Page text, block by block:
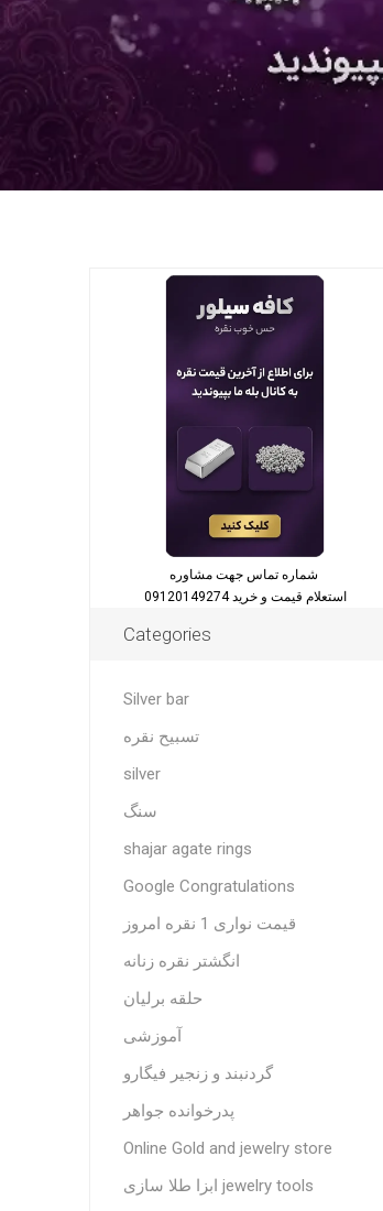
استعلام قیمت و خرید 09120149274
Categories
Silver bar
تسبیح نقره
silver
سنگ
shajar agate rings
Google Congratulations
قیمت نواری 1 نقره امروز
انگشتر نقره زنانه
حلقه برلیان
آموزشی
گردنبند و زنجیر فیگارو
پدرخوانده جواهر
Online Gold and jewelry store
ابزا طلا سازی jewelry tools